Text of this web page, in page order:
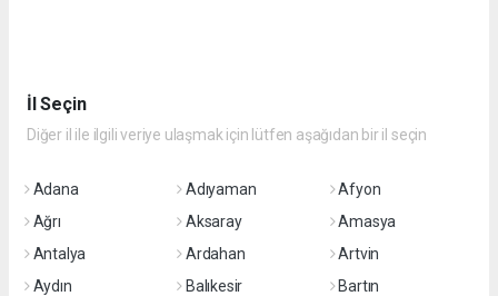
İl Seçin
Diğer il ile ilgili veriye ulaşmak için lütfen aşağıdan bir il seçin
Adana Adıyaman
Afyon
Ağrı
Aksaray
Amasya
Antalya
Ardahan
Artvin
Aydın
Balıkesir
Bartın